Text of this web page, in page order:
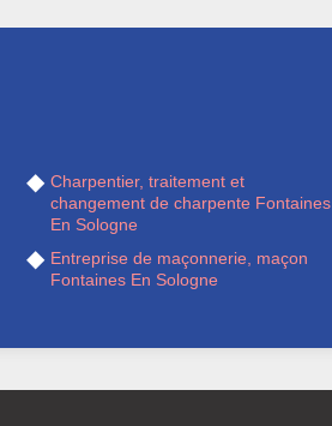
Charpentier, traitement et
changement de charpente Fontaines
En Sologne
Entreprise de maçonnerie, maçon
Fontaines En Sologne